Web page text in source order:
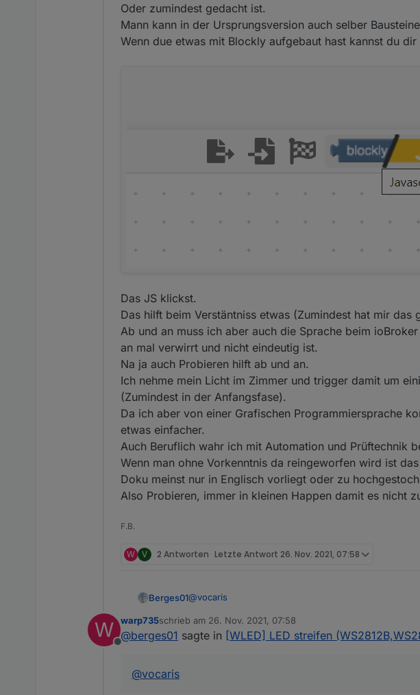
Oder zumindest gedacht ist.
Mann kann in der Ursprungsversion auch selber
Wenn due etwas mit Blockly aufgebaut hast kannst du
Das JS klickst.
Das hilft beim Verstäntniss etwas (Zumindest hat mir das
Ab und an muss ich aber auch die Sprache beim
an mal verwirrt und nicht eindeutig ist.
Na ja auch Probieren hilft ab und an.
Ich nehme mein Licht im Zimmer und trigger damit um
(Zumindest in der Anfangsfase).
Da ich aber von einer Grafischen Programmiersprache
etwas einfacher.
Auch Beruflich wahr ich mit Automation und Prüftechnik
Wenn man ohne Vorkenntnis da reingeworfen wird ist
Doku meinst nur in Englisch vorliegt oder zu
Also Probieren, immer in kleinen Happen damit es nicht
F.B.
W V 2 Antworten Letzte Antwort 26. Nov. 2021, 07:58
Berges01@vocaris
Guten Morgen
W
Offline
warp735schrieb am 26. Nov. 2021, 07:58
zuletzt editiert von
@berges01 sagte in [WLED] LED streifen
@vocaris